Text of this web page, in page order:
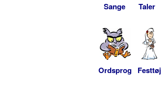
Sange Taler
Ordsprog Festtøj